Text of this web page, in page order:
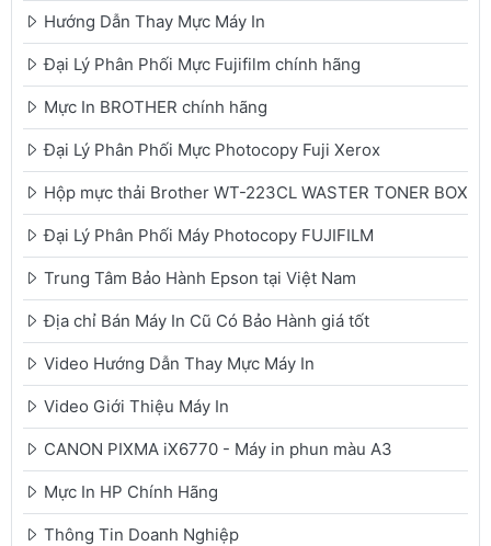
Hướng Dẫn Thay Mực Máy In
Đại Lý Phân Phối Mực Fujifilm chính hãng
Mực In BROTHER chính hãng
Đại Lý Phân Phối Mực Photocopy Fuji Xerox
Hộp mực thải Brother WT-223CL WASTER TONER BOX
Đại Lý Phân Phối Máy Photocopy FUJIFILM
Trung Tâm Bảo Hành Epson tại Việt Nam
Địa chỉ Bán Máy In Cũ Có Bảo Hành giá tốt
Video Hướng Dẫn Thay Mực Máy In
Video Giới Thiệu Máy In
CANON PIXMA iX6770 - Máy in phun màu A3
Mực In HP Chính Hãng
Thông Tin Doanh Nghiệp